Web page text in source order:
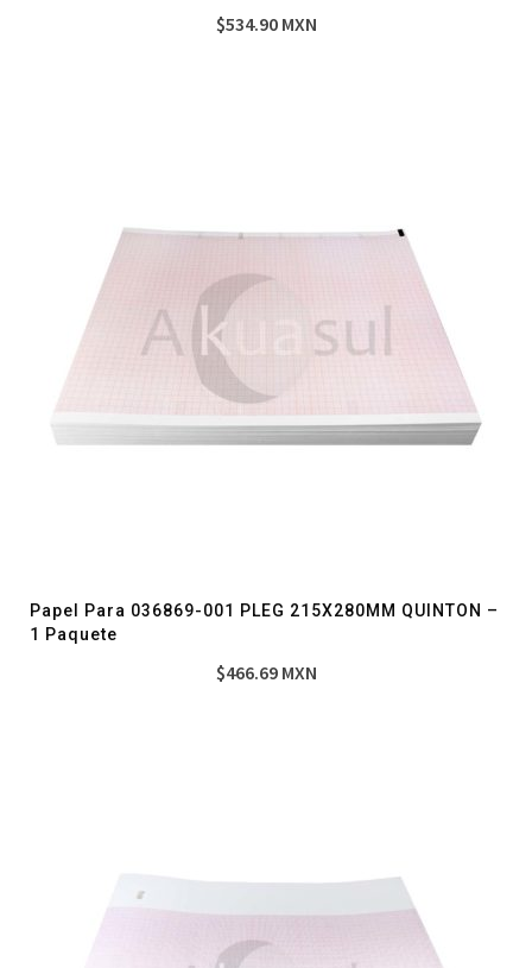
$534.90MXN
Papel Para 036869-001 PLEG 215X280MM QUINTON –
1 Paquete
$466.69MXN